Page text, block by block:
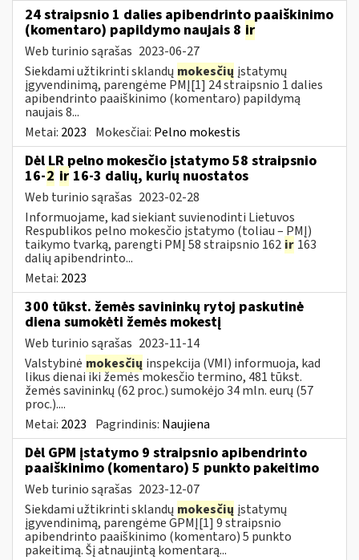
24 straipsnio 1 dalies apibendrinto paaiškinimo
(komentaro) papildymo naujais 8 ir
Web turinio sąrašas 2023-06-27
Siekdami užtikrinti sklandų mokesčių įstatymų
įgyvendinimą, parengėme PMĮ[1] 24 straipsnio 1 dalies
apibendrinto paaiškinimo (komentaro) papildymą
naujais 8...
Metai: 2023 Mokesčiai: Pelno mokestis
Dėl LR pelno mokesčio įstatymo 58 straipsnio
16-2 ir 16-3 dalių, kurių nuostatos
Web turinio sąrašas 2023-02-28
Informuojame, kad siekiant suvienodinti Lietuvos
Respublikos pelno mokesčio įstatymo (toliau – PMĮ)
taikymo tvarką, parengti PMĮ 58 straipsnio 162 ir 163
dalių apibendrinto...
Metai: 2023
300 tūkst. žemės savininkų rytoj paskutinė
diena sumokėti žemės mokestį
Web turinio sąrašas 2023-11-14
Valstybinė mokesčių inspekcija (VMI) informuoja, kad
likus dienai iki žemės mokesčio termino, 481 tūkst.
žemės savininkų (62 proc.) sumokėjo 34 mln. eurų (57
proc.)....
Metai: 2023 Pagrindinis: Naujiena
Dėl GPM įstatymo 9 straipsnio apibendrinto
paaiškinimo (komentaro) 5 punkto pakeitimo
Web turinio sąrašas 2023-12-07
Siekdami užtikrinti sklandų mokesčių įstatymų
įgyvendinimą, parengėme GPMĮ[1] 9 straipsnio
apibendrinto paaiškinimo (komentaro) 5 punkto
pakeitimą. Šį atnaujintą komentarą...